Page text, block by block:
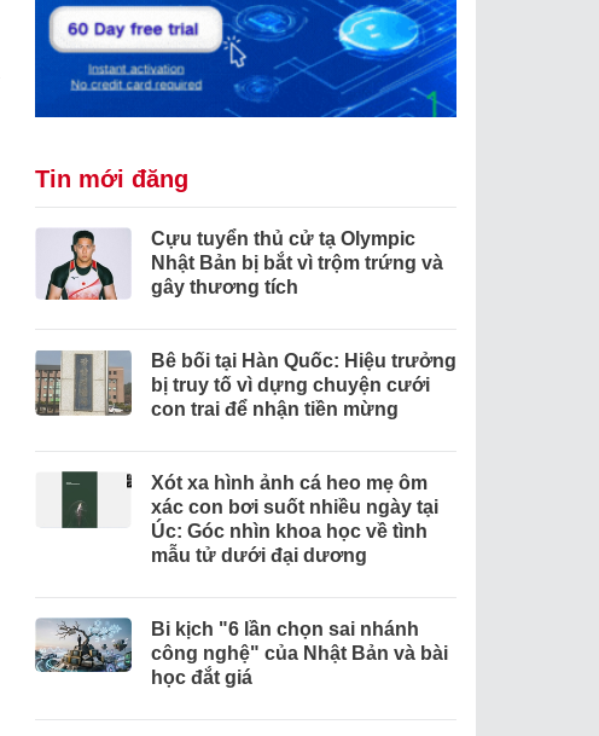
Tin mới đăng
Cựu tuyển thủ cử tạ Olympic
Nhật Bản bị bắt vì trộm trứng và
gây thương tích
Bê bối tại Hàn Quốc: Hiệu trưởng
bị truy tố vì dựng chuyện cưới
con trai để nhận tiền mừng
Xót xa hình ảnh cá heo mẹ ôm
xác con bơi suốt nhiều ngày tại
Úc: Góc nhìn khoa học về tình
mẫu tử dưới đại dương
Bi kịch "6 lần chọn sai nhánh
công nghệ" của Nhật Bản và bài
học đắt giá